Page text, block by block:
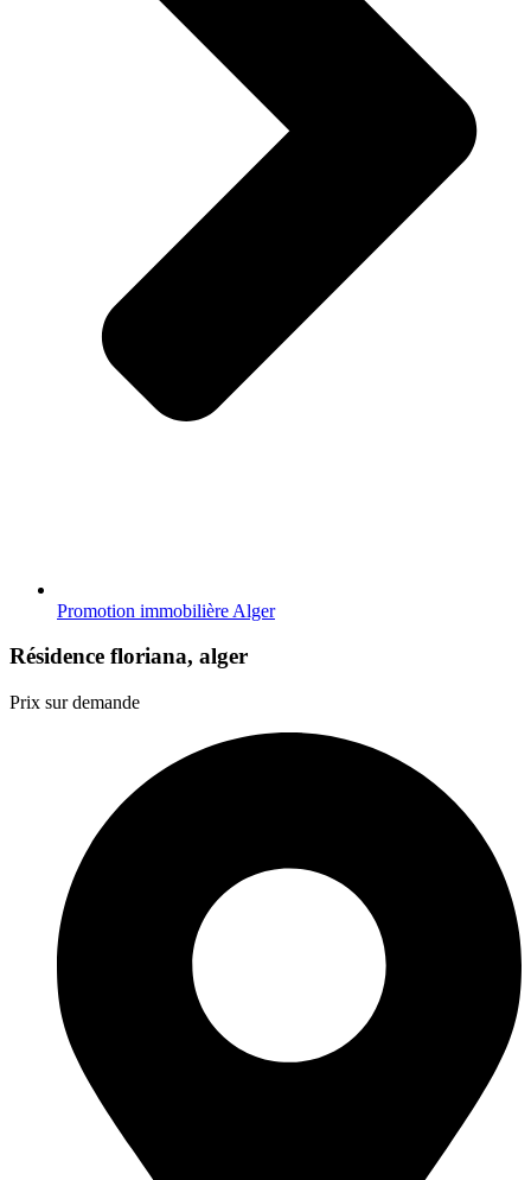
Promotion immobilière Alger
Résidence floriana, alger
Prix sur demande